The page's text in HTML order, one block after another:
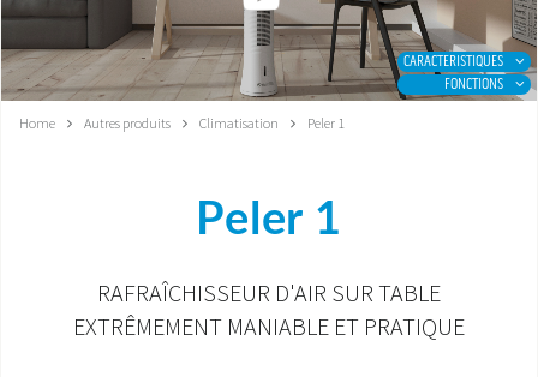
CLIMATISATION
CHAUFFAGE
MONDE OS
CARACTERISTIQUES
FONCTIONS
Home Autres produits Climatisation Peler 1
Peler 1
RAFRAÎCHISSEUR D'AIR SUR TABLE
EXTRÊMEMENT MANIABLE ET PRATIQUE